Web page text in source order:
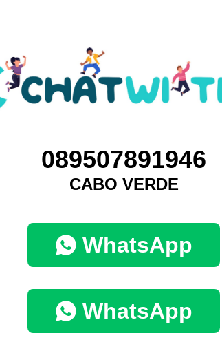
089507891946
CABO VERDE
WhatsApp
WhatsApp